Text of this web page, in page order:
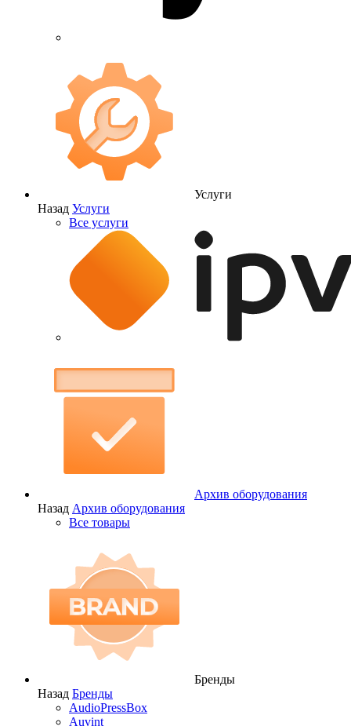
Услуги
Назад Услуги
Все услуги
Архив оборудования
Назад Архив оборудования
Все товары
Бренды
Назад Бренды
AudioPressBox
Auvint